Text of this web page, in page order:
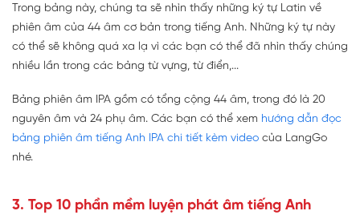
Trong bảng này, chúng ta sẽ nhìn thấy những ký tự Latin về
phiên âm của 44 âm cơ bản trong tiếng Anh. Những ký tự này
có thể sẽ không quá xa lạ vì các bạn có thể đã nhìn thấy chúng
nhiều lần trong các bảng từ vựng, từ điển,...
Bảng phiên âm IPA gồm có tổng cộng 44 âm, trong đó là 20
nguyên âm và 24 phụ âm. Các bạn có thể xem hướng dẫn đọc
bảng phiên âm tiếng Anh IPA chi tiết kèm video của LangGo
nhé.
3. Top 10 phần mềm luyện phát âm tiếng Anh